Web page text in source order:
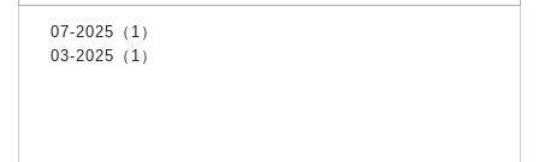
07-2025（1）
03-2025（1）